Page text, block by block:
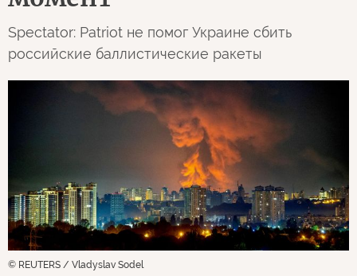
Spectator: Patriot не помог Украине сбить
российские баллистические ракеты
© REUTERS / Vladyslav Sodel